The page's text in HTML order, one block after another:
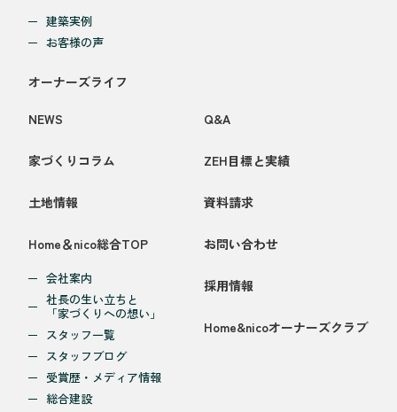
建築実例
お客様の声
オーナーズライフ
NEWS
家づくりコラム
土地情報
Home＆nico総合TOP
会社案内
社長の生い立ちと
「家づくりへの想い」
スタッフ一覧
スタッフブログ
受賞歴・メディア情報
総合建設
Q&A
ZEH目標と実績
資料請求
お問い合わせ
採用情報
Home&nicoオーナーズクラブ